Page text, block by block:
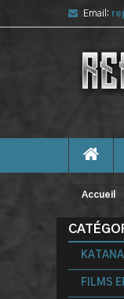
Email:
Accueil
FILMS